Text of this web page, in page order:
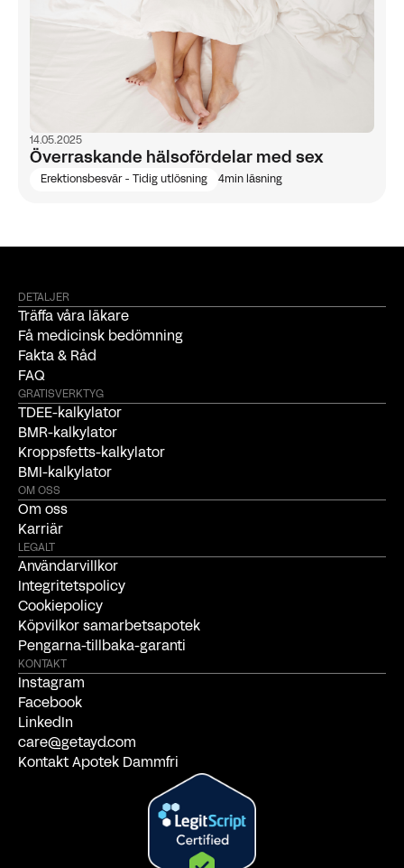
14.05.2025
Överraskande hälsofördelar med sex
Erektionsbesvär - Tidig utlösning 4 min läsning
DETALJER
Träffa våra läkare
Få medicinsk bedömning
Fakta & Råd
FAQ
GRATISVERKTYG
TDEE-kalkylator
BMR-kalkylator
Kroppsfetts-kalkylator
BMI-kalkylator
OM OSS
Om oss
Karriär
LEGALT
Användarvillkor
Integritetspolicy
Cookiepolicy
Köpvilkor samarbetsapotek
Pengarna-tillbaka-garanti
KONTAKT
Instagram
Facebook
LinkedIn
care@getayd.com
Kontakt Apotek Dammfri